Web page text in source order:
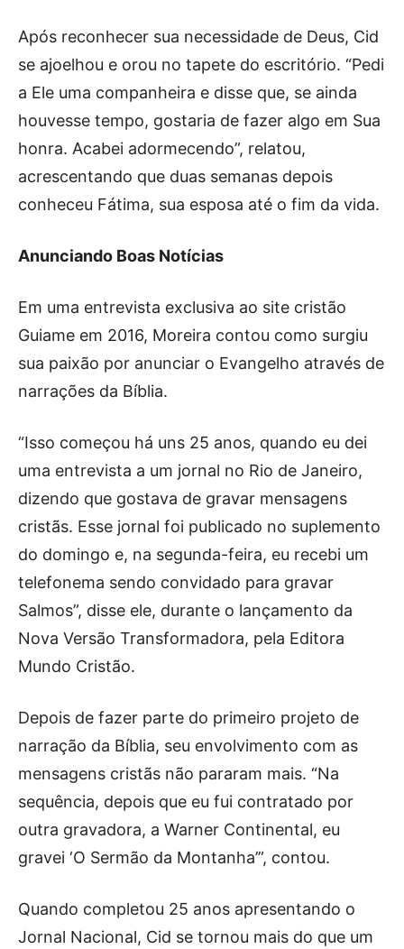
Após reconhecer sua necessidade de Deus, Cid
se ajoelhou e orou no tapete do escritório. “Pedi
a Ele uma companheira e disse que, se ainda
houvesse tempo, gostaria de fazer algo em Sua
honra. Acabei adormecendo”, relatou,
acrescentando que duas semanas depois
conheceu Fátima, sua esposa até o fim da vida.
Anunciando Boas Notícias
Em uma entrevista exclusiva ao site cristão
Guiame em 2016, Moreira contou como surgiu
sua paixão por anunciar o Evangelho através de
narrações da Bíblia.
“Isso começou há uns 25 anos, quando eu dei
uma entrevista a um jornal no Rio de Janeiro,
dizendo que gostava de gravar mensagens
cristãs. Esse jornal foi publicado no suplemento
do domingo e, na segunda-feira, eu recebi um
telefonema sendo convidado para gravar
Salmos”, disse ele, durante o lançamento da
Nova Versão Transformadora, pela Editora
Mundo Cristão.
Depois de fazer parte do primeiro projeto de
narração da Bíblia, seu envolvimento com as
mensagens cristãs não pararam mais. “Na
sequência, depois que eu fui contratado por
outra gravadora, a Warner Continental, eu
gravei ‘O Sermão da Montanha’”, contou.
Quando completou 25 anos apresentando o
Jornal Nacional, Cid se tornou mais do que um